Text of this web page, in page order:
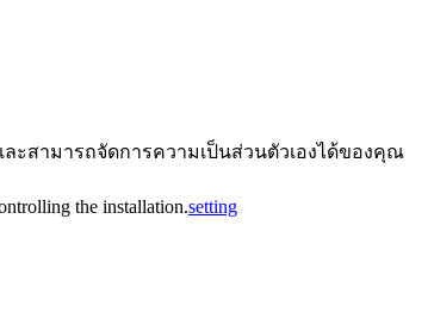
ละสามารถจัดการความเป็นส่วนตัวเองได้ของคุณ
the installation.setting